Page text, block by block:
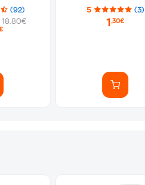
(92)
18.80€
5 (3)
1,30€